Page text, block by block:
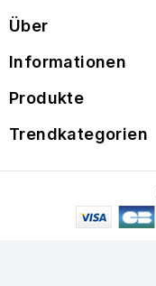
Über
Informationen
Produkte
Trendkategorien